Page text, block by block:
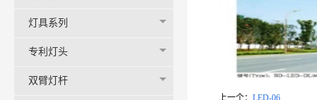
灯具系列
专利灯头
双臂灯杆
上一个： LED-06